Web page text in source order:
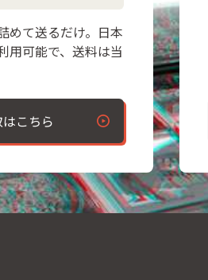
めて送るだけ。日本
用可能で、送料は当
こちら